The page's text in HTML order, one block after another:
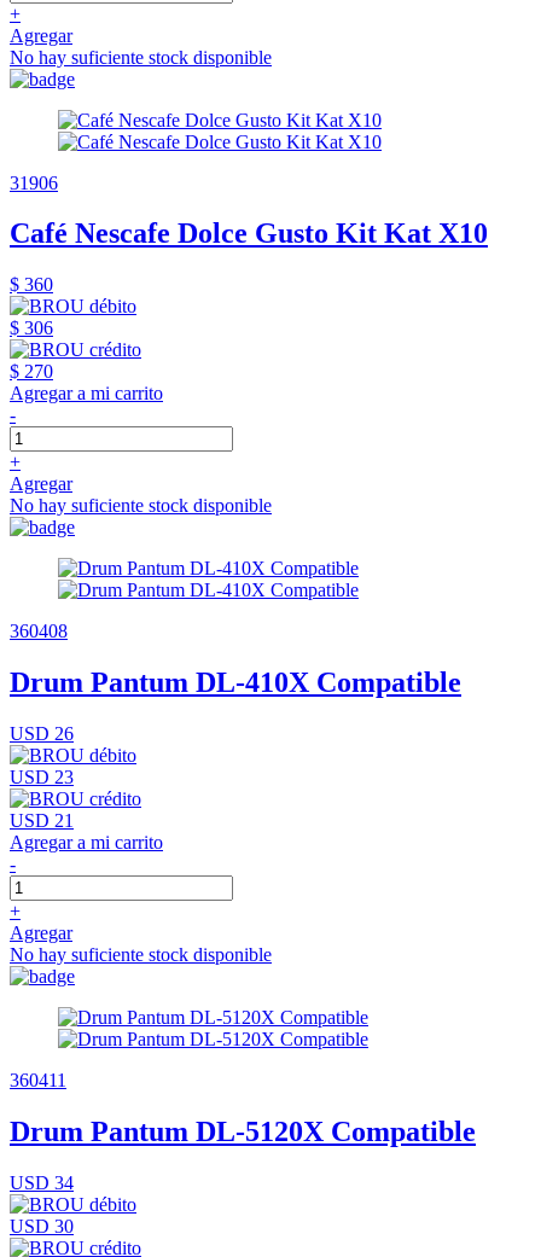
+
Agregar
No hay suficiente stock disponible
31906
Café Nescafe Dolce Gusto Kit Kat X10
$ 360
$ 306
$ 270
Agregar a mi carrito
-
+
Agregar
No hay suficiente stock disponible
360408
Drum Pantum DL-410X Compatible
USD 26
USD 23
USD 21
Agregar a mi carrito
-
+
Agregar
No hay suficiente stock disponible
360411
Drum Pantum DL-5120X Compatible
USD 34
USD 30